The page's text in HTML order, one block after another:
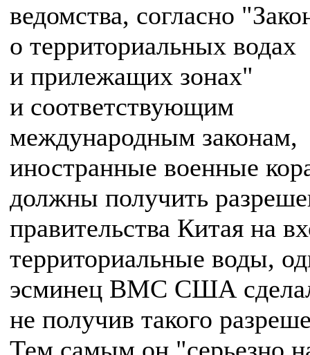
ведомства, согласно
о территориальных водах
и прилежащих зонах"
и соответствующим
международным законам,
иностранные военные
должны получить
правительства Китая на
территориальные воды,
эсминец ВМС США
не получив такого